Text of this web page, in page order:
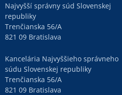
Najvyšší správny súd Slovenskej
republiky
Trenčianska 56/A
821 09 Bratislava
Kancelária Najvyššieho správneho
súdu Slovenskej republiky
Trenčianska 56/A
821 09 Bratislava